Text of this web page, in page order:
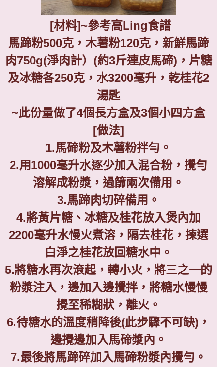
[材料]~參考高Ling食譜
馬蹄粉500克，木薯粉120克，新鮮馬蹄
肉750g(淨肉計） (約3斤連皮馬碲) ，片糖
及冰糖各250克，水3200毫升，乾桂花2
湯匙
~此份量做了4個長方盒及3個小四方盒
[做法]
1.馬碲粉及木薯粉拌勻。
2.用1000毫升水逐少加入混合粉，攪勻
溶解成粉漿，過篩兩次備用。
3.馬蹄肉切碎備用。
4.將黃片糖、冰糖及桂花放入煲內加
2200毫升水慢火煮溶，隔去桂花，揀選
白淨之桂花放回糖水中。
5.將糖水再次滾起，轉小火，將三之一的
粉漿注入，邊加入邊攪拌，將糖水慢慢
攪至稀糊狀，離火。
6.待糖水的溫度稍降後(此步驟不可缺) ，
邊攪邊加入馬碲漿內。
7.最後將馬蹄碎加入馬碲粉漿內攪勻。